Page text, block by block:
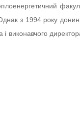
з 1994 року
і виконавчого